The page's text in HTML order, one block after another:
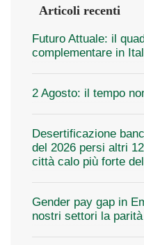
Articoli recenti
Futuro Attuale: il
complementare in
2 Agosto: il tempo
Desertificazione
del 2026 persi altri
città calo più forte
Gender pay gap in
nostri settori la